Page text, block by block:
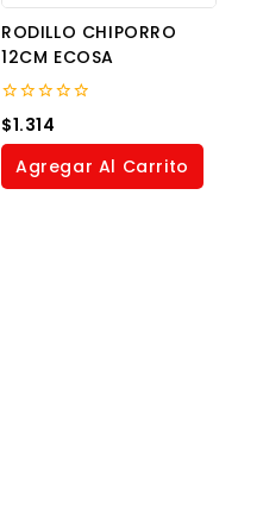
RODILLO CHIPORRO
12CM ECOSA
0
out
of
$1.314
Agregar Al Carrito